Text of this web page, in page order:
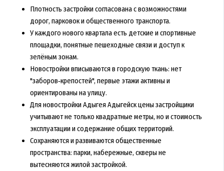
Плотность застройки согласована с возможностями
дорог, парковок и общественного транспорта.
У каждого нового квартала есть детские и спортивные
площадки, понятные пешеходные связи и доступ к
зелёным зонам.
Новостройки вписываются в городскую ткань: нет
"заборов‑крепостей", первые этажи активны и
ориентированы на улицу.
Для новостройки Адыгея Адыгейск цены застройщики
учитывают не только квадратные метры, но и стоимость
эксплуатации и содержание общих территорий.
Сохраняются и развиваются общественные
пространства: парки, набережные, скверы не
вытесняются жилой застройкой.